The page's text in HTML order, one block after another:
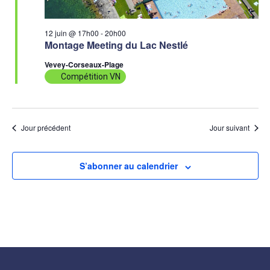
Montage Meeting du Lac Nestlé
12 juin @ 17h00 -20h00
Vevey-Corseaux-Plage
Compétition VN
Jour précédent Jour suivant
S’abonner au calendrier